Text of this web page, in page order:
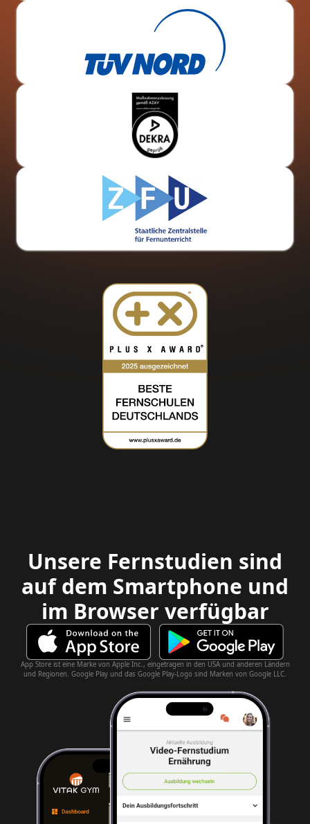
Unsere Fernstudien sind
auf dem Smartphone und
im Browser verfügbar
App Store ist eine Marke von Apple Inc., eingetragen in den USA und anderen Ländern
und Regionen. Google Play und das Google Play-Logo sind Marken von Google LLC.